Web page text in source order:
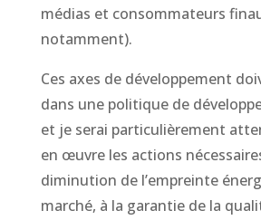
médias et consommateurs
notamment).
Ces axes de développement
dans une politique de
et je serai particulièrement
en œuvre les actions
diminution de l’empreinte
marché, à la garantie de la